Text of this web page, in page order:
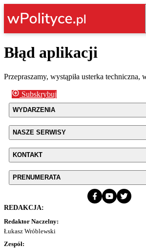
Błąd aplikacji
Przepraszamy, wystąpiła usterka techniczna,
Subskrybuj
WYDARZENIA
NASZE SERWISY
KONTAKT
PRENUMERATA
REDAKCJA:
Redaktor Naczelny:
Łukasz Wróblewski
Zespół: